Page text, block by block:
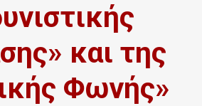
και της
Φωνής»